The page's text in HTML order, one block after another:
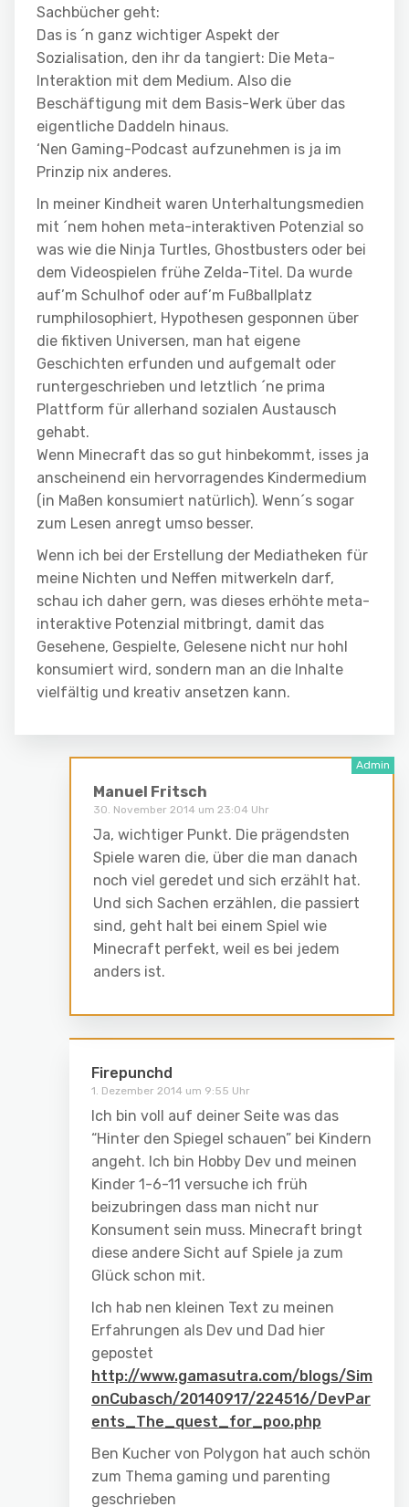
Sachbücher geht:
Das is ´n ganz wichtiger Aspekt der
Sozialisation, den ihr da tangiert: Die Meta-
Interaktion mit dem Medium. Also die
Beschäftigung mit dem Basis-Werk über das
eigentliche Daddeln hinaus.
‘Nen Gaming-Podcast aufzunehmen is ja im
Prinzip nix anderes.
In meiner Kindheit waren Unterhaltungsmedien
mit ´nem hohen meta-interaktiven Potenzial so
was wie die Ninja Turtles, Ghostbusters oder bei
dem Videospielen frühe Zelda-Titel. Da wurde
auf’m Schulhof oder auf’m Fußballplatz
rumphilosophiert, Hypothesen gesponnen über
die fiktiven Universen, man hat eigene
Geschichten erfunden und aufgemalt oder
runtergeschrieben und letztlich ´ne prima
Plattform für allerhand sozialen Austausch
gehabt.
Wenn Minecraft das so gut hinbekommt, isses ja
anscheinend ein hervorragendes Kindermedium
(in Maßen konsumiert natürlich). Wenn´s sogar
zum Lesen anregt umso besser.
Wenn ich bei der Erstellung der Mediatheken für
meine Nichten und Neffen mitwerkeln darf,
schau ich daher gern, was dieses erhöhte meta-
interaktive Potenzial mitbringt, damit das
Gesehene, Gespielte, Gelesene nicht nur hohl
konsumiert wird, sondern man an die Inhalte
vielfältig und kreativ ansetzen kann.
Manuel Fritsch
30. November 2014 um 23:04 Uhr
Ja, wichtiger Punkt. Die prägendsten
Spiele waren die, über die man danach
noch viel geredet und sich erzählt hat.
Und sich Sachen erzählen, die passiert
sind, geht halt bei einem Spiel wie
Minecraft perfekt, weil es bei jedem
anders ist.
Firepunchd
1. Dezember 2014 um 9:55 Uhr
Ich bin voll auf deiner Seite was das
“Hinter den Spiegel schauen” bei Kindern
angeht. Ich bin Hobby Dev und meinen
Kinder 1-6-11 versuche ich früh
beizubringen dass man nicht nur
Konsument sein muss. Minecraft bringt
diese andere Sicht auf Spiele ja zum
Glück schon mit.
Ich hab nen kleinen Text zu meinen
Erfahrungen als Dev und Dad hier
gepostet
http://www.gamasutra.com/blogs/Sim
onCubasch/20140917/224516/DevPar
ents_The_quest_for_poo.php
Ben Kucher von Polygon hat auch schön
zum Thema gaming und parenting
geschrieben